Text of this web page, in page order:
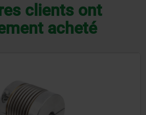
clients ont
acheté